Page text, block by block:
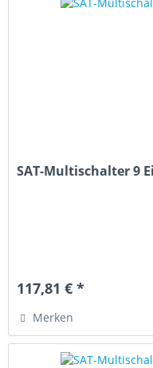
SAT-Multischalter 9
117,81 € *
Merken